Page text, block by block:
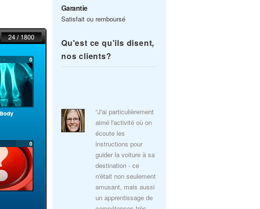
Garantie
Satisfait ou remboursé
Qu'est ce qu'ils disent,
nos clients?
“J'ai particulièrement
aimé l'activité où on
écoute les
instructions pour
guider la voiture à sa
destination - ce
n'était non seulement
amusant, mais aussi
un apprentissage de